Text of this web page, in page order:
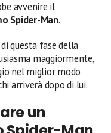
avvenire il
Spider-Man.
questa fase della
maggiormente,
nel miglior modo
arriverà dopo di lui.
un